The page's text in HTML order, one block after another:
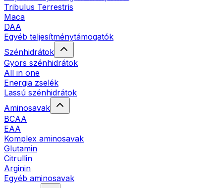
Tribulus Terrestris
Maca
DAA
Egyéb teljesítménytámogatók
Szénhidrátok
Gyors szénhidrátok
All in one
Energia zselék
Lassú szénhidrátok
Aminosavak
BCAA
EAA
Komplex aminosavak
Glutamin
Citrullin
Arginin
Egyéb aminosavak